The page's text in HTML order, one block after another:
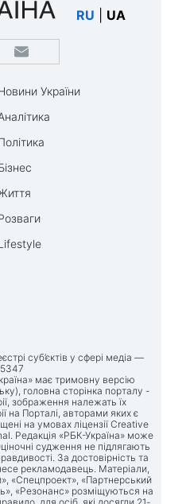
RU UA
України
суб’єктів у сфері медіа —
має тримовну версію
головна сторінка порталу -
зображення належать їх
на Порталі, авторами яких є
на умовах ліцензії Creative
Редакція «РБК-Україна» може
судження не підлягають
За достовірність та
рекламодавець. Матеріали,
«Спецпроект», «Партнерський
«Резонанс» розміщуються на